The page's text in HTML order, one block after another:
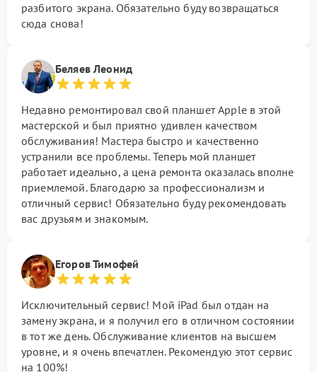
разбитого экрана. Обязательно буду возвращаться
сюда снова!
Беляев Леонид
Недавно ремонтировал свой планшет Apple в этой
мастерской и был приятно удивлен качеством
обслуживания! Мастера быстро и качественно
устранили все проблемы. Теперь мой планшет
работает идеально, а цена ремонта оказалась вполне
приемлемой. Благодарю за профессионализм и
отличный сервис! Обязательно буду рекомендовать
вас друзьям и знакомым.
Егоров Тимофей
Исключительный сервис! Мой iPad был отдан на
замену экрана, и я получил его в отличном состоянии
в тот же день. Обслуживание клиентов на высшем
уровне, и я очень впечатлен. Рекомендую этот сервис
на 100%!